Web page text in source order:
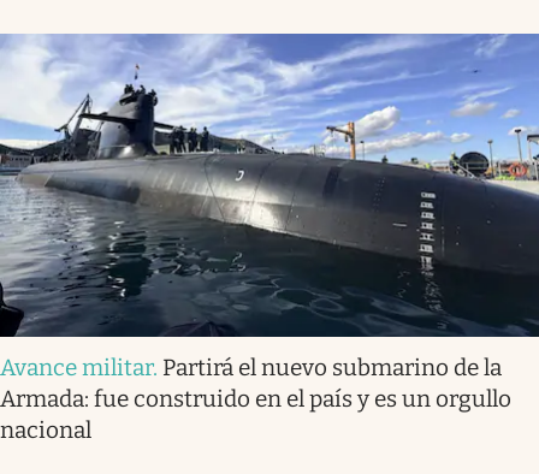
Avance militar. Partirá el nuevo submarino de la
Armada: fue construido en el país y es un orgullo
nacional